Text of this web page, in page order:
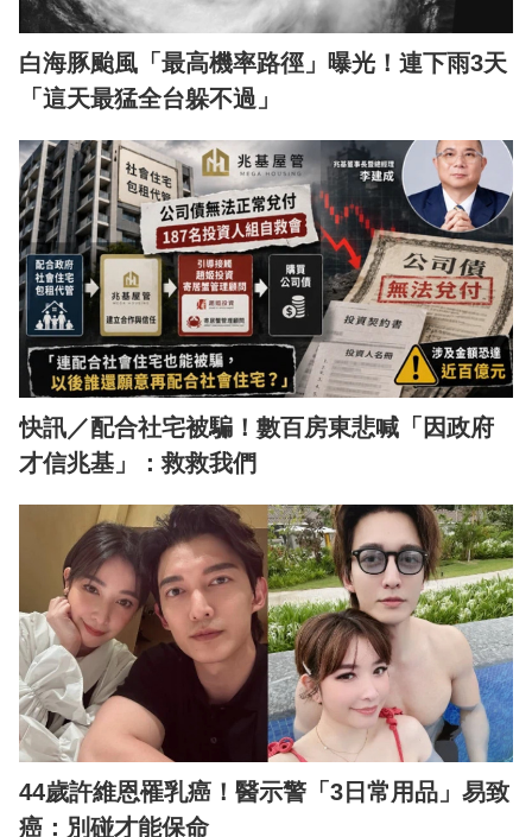
白海豚颱風「最高機率路徑」曝光！連下雨3天
「這天最猛全台躲不過」
快訊／配合社宅被騙！數百房東悲喊「因政府
才信兆基」：救救我們
44歲許維恩罹乳癌！醫示警「3日常用品」易致
癌：別碰才能保命